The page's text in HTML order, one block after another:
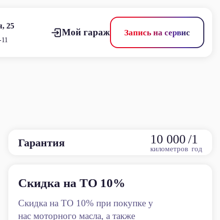
25
Мой гараж Запись на сервис
Гарантия 10 000
километров
/1
год
на ТО 10%
ТО 10% при покупке у
масла, а также
замена за